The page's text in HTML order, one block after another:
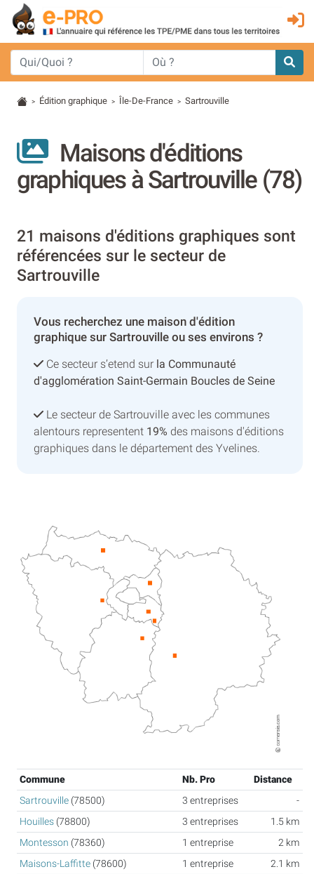
> Édition graphique > Île-De-France > Sartrouville
Maisons d'éditions
graphiques à Sartrouville (78)
21 maisons d'éditions graphiques sont
référencées sur le secteur de
Sartrouville
Vous recherchez une maison d'édition
graphique sur Sartrouville ou ses environs ?
Ce secteur s’etend sur la Communauté
d'agglomération Saint-Germain Boucles de Seine
Le secteur de Sartrouville avec les communes
alentours representent 19% des maisons d'éditions
graphiques dans le département des Yvelines.
Commune Nb. Pro
Distance
Sartrouville (78500) 3 entreprises
-
Houilles (78800) 3 entreprises
1.5 km
Montesson (78360) 1 entreprise
2 km
Maisons-Laffitte (78600) 1 entreprise
2.1 km